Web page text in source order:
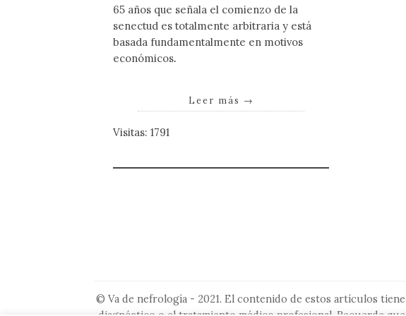
65 años que señala el comienzo de la
senectud es totalmente arbitraria y está
basada fundamentalmente en motivos
económicos.
Leer más →
Visitas: 1791
© Va de nefrología - 2021. El contenido de estos artículos